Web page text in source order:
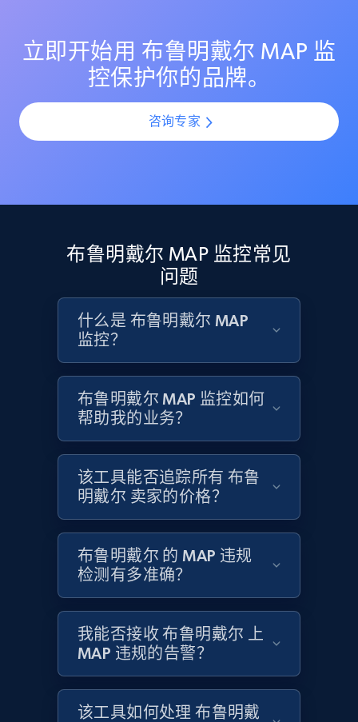
1.6K+ 181+ 立即开始
Target
1.3K+ 175+ 立即开始
Target - Gather data on products using
specified keywords
URL, Product id, Title, Product description,
Rating, Reviews count, Initial price, Discount,
and more.
1.3K+ 175+ 立即开始
Target - Discover products by category url
URL, Product id, Title, Product description,
Rating, Reviews count, Initial price, Discount,
and more.
1.3K+ 175+ 立即开始
Target - Discover products by specified
立即开始用 布鲁明戴尔 MAP 监
控保护你的品牌。
咨询专家
布鲁明戴尔 MAP 监控常见
问题
什么是 布鲁明戴尔 MAP
监控？
布鲁明戴尔 MAP 监控如何
帮助我的业务？
该工具能否追踪所有 布鲁
明戴尔 卖家的价格？
布鲁明戴尔 的 MAP 违规
检测有多准确？
我能否接收 布鲁明戴尔 上
MAP 违规的告警？
该工具如何处理 布鲁明戴